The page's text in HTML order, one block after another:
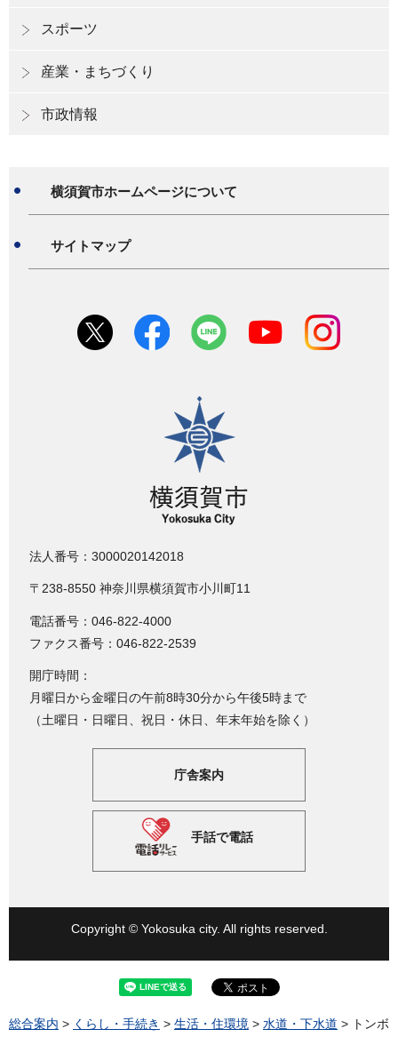
スポーツ
産業・まちづくり
市政情報
横須賀市ホームページについて
サイトマップ
横須賀市
法人番号：3000020142018
〒238-8550 神奈川県横須賀市小川町11
電話番号：046-822-4000
ファクス番号：046-822-2539
開庁時間：
月曜日から金曜日の午前8時30分から午後5時まで
（土曜日・日曜日、祝日・休日、年末年始を除く）
庁舎案内
手話で電話
Copyright © Yokosuka city. All rights reserved.
総合案内 > くらし・手続き > 生活・住環境 > 水道・下水道 > トンボ